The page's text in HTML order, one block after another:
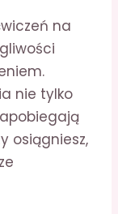
na
nie tylko
osiągniesz,